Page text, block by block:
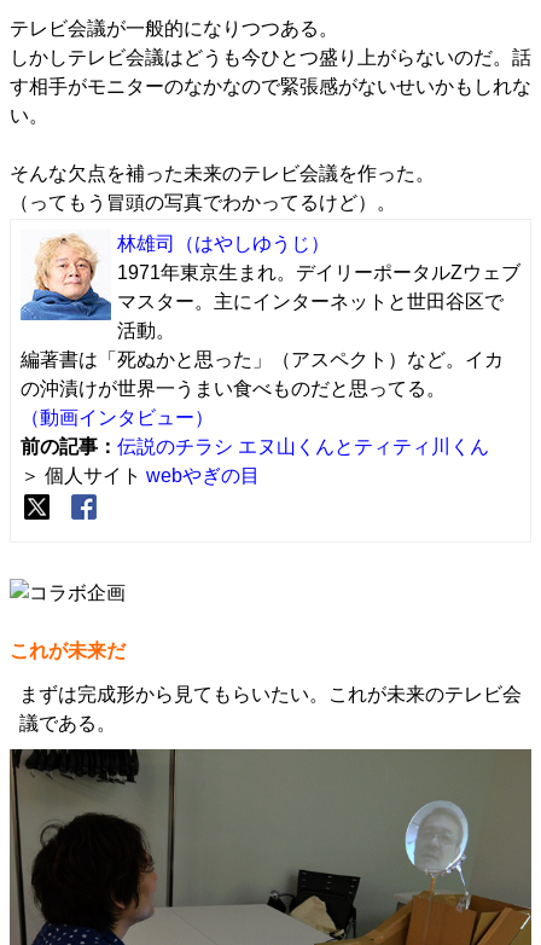
テレビ会議が一般的になりつつある。
しかしテレビ会議はどうも今ひとつ盛り上がらないのだ。話
す相手がモニターのなかなので緊張感がないせいかもしれな
い。
そんな欠点を補った未来のテレビ会議を作った。
（ってもう冒頭の写真でわかってるけど）。
林雄司
（はやしゆうじ）
1971年東京生まれ。デイリーポータルZウェブ
マスター。主にインターネットと世田谷区で
活動。
編著書は「死ぬかと思った」（アスペクト）など。イカ
の沖漬けが世界一うまい食べものだと思ってる。
（動画インタビュー）
前の記事： 伝説のチラシ エヌ山くんとティティ川くん
＞ 個人サイト webやぎの目
これが未来だ
まずは完成形から見てもらいたい。これが未来のテレビ会
議である。